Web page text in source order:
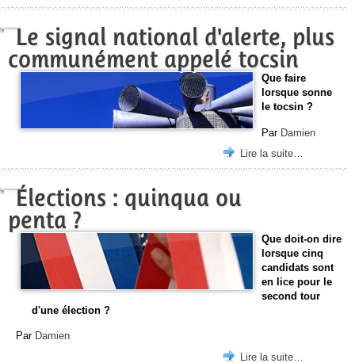
Le signal national d'alerte, plus
communément appelé tocsin
Que faire
lorsque sonne
le tocsin ?
Par Damien
Lire la suite…
Élections : quinqua ou
penta ?
Que doit-on dire
lorsque cinq
candidats sont
en lice pour le
second tour
d'une élection ?
Par Damien
Lire la suite…